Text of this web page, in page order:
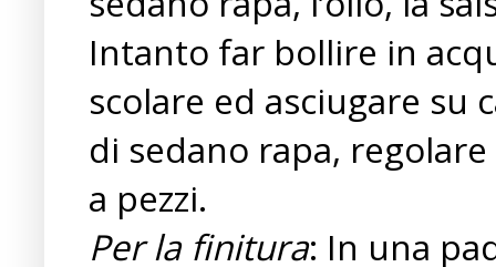
Intanto far bollire in
scolare ed asciugare su
di sedano rapa,
a pezzi.
Per la finitura: In una